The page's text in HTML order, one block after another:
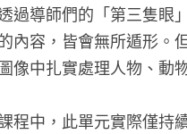
過導師們的「第三隻眼
內容，皆會無所遁形。
像中扎實處理人物、動
程中，此單元實際僅持